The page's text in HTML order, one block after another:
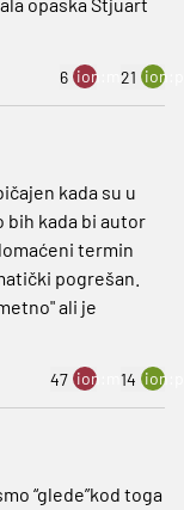
6 ion:minus
21
kada su u
kada bi autor
termin
pogrešan.
ali je
47 ion:minus
14
“glede”kod toga